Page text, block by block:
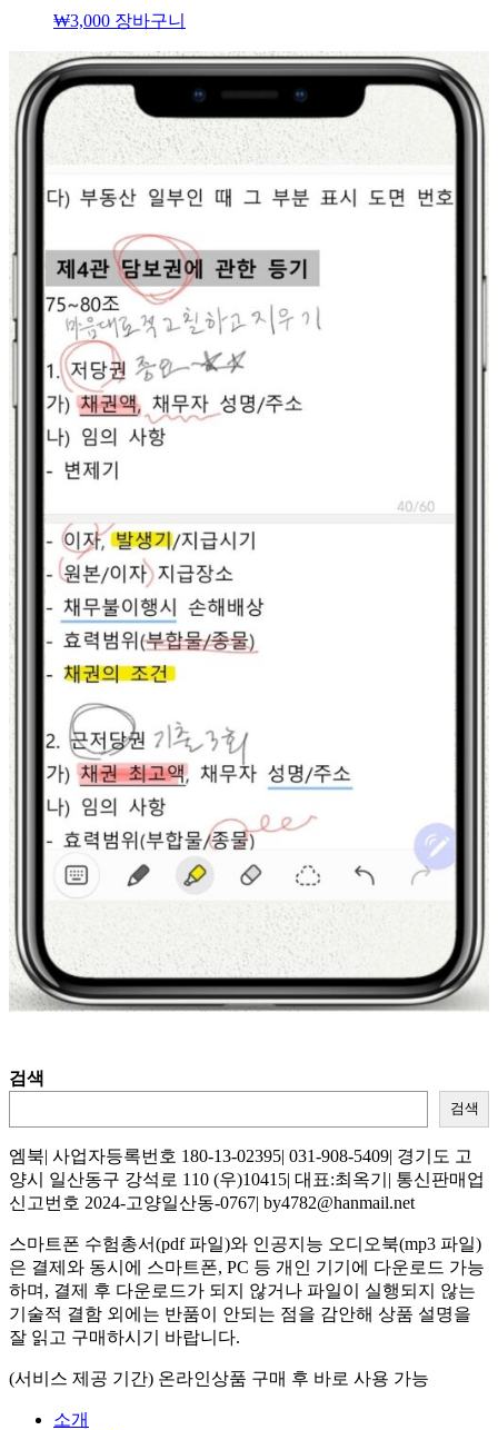
₩3,000 장바구니
검색
검색
엠북| 사업자등록번호 180-13-02395| 031-908-5409| 경기도 고
양시 일산동구 강석로 110 (우)10415| 대표:최옥기| 통신판매업
신고번호 2024-고양일산동-0767| by4782@hanmail.net
스마트폰 수험총서(pdf 파일)와 인공지능 오디오북(mp3 파일)
은 결제와 동시에 스마트폰, PC 등 개인 기기에 다운로드 가능
하며, 결제 후 다운로드가 되지 않거나 파일이 실행되지 않는
기술적 결함 외에는 반품이 안되는 점을 감안해 상품 설명을
잘 읽고 구매하시기 바랍니다.
(서비스 제공 기간) 온라인상품 구매 후 바로 사용 가능
소개